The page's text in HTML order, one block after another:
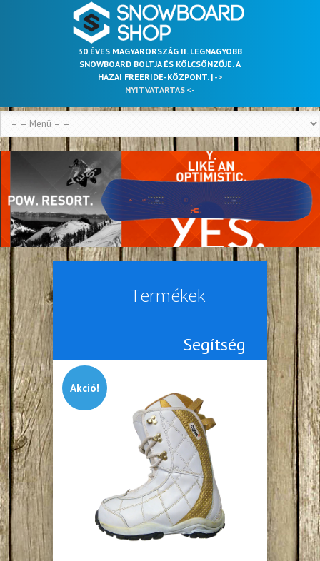
30 ÉVES MAGYARORSZÁG II. LEGNAGYOBB
SNOWBOARD BOLTJA ÉS KÖLCSÖNZŐJE. A
HAZAI FREERIDE-KÖZPONT. | ->
NYITVATARTÁS <-
Termékek
Segítség
Akció!